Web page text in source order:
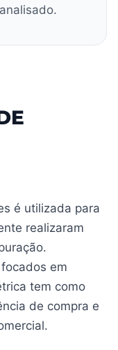
é utilizada para
realizaram
em
tem como
de compra e